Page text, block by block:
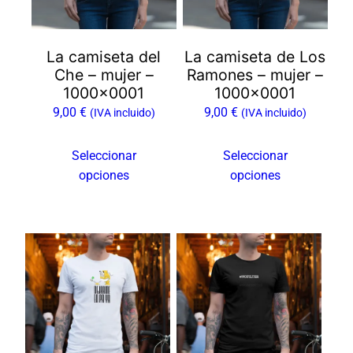
La camiseta del
Che – mujer –
1000×0001
9,00 € (IVA incluido)
Seleccionar
opciones
opciones
pueden
elegir
producto
La camiseta de Los
Ramones – mujer –
1000×0001
9,00 € (IVA incluido)
Seleccionar
opciones
opciones
pueden
elegir
producto